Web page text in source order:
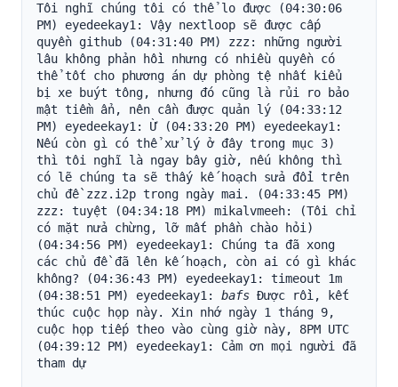
Tôi nghĩ chúng tôi có thể lo được (04:30:06
PM) eyedeekay1: Vậy nextloop sẽ được cấp
quyền github (04:31:40 PM) zzz: những người
lâu không phản hồi nhưng có nhiều quyền có
thể tốt cho phương án dự phòng tệ nhất kiểu
bị xe buýt tông, nhưng đó cũng là rủi ro bảo
mật tiềm ẩn, nên cần được quản lý (04:33:12
PM) eyedeekay1: Ừ (04:33:20 PM) eyedeekay1:
Nếu còn gì có thể xử lý ở đây trong mục 3)
thì tôi nghĩ là ngay bây giờ, nếu không thì
có lẽ chúng ta sẽ thấy kế hoạch sửa đổi trên
chủ đề zzz.i2p trong ngày mai. (04:33:45 PM)
zzz: tuyệt (04:34:18 PM) mikalvmeeh: (Tôi chỉ
có mặt nửa chừng, lỡ mất phần chào hỏi)
(04:34:56 PM) eyedeekay1: Chúng ta đã xong
các chủ đề đã lên kế hoạch, còn ai có gì khác
không? (04:36:43 PM) eyedeekay1: timeout 1m
(04:38:51 PM) eyedeekay1: bafs Được rồi, kết
thúc cuộc họp này. Xin nhớ ngày 1 tháng 9,
cuộc họp tiếp theo vào cùng giờ này, 8PM UTC
(04:39:12 PM) eyedeekay1: Cảm ơn mọi người đã
tham dự